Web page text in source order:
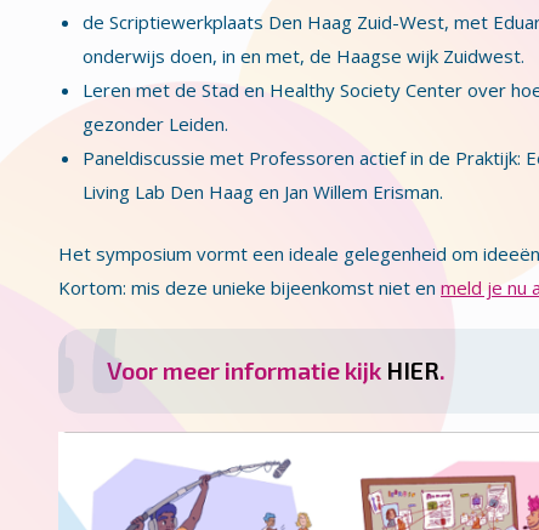
de Scriptiewerkplaats Den Haag Zuid-West, met
onderwijs doen, in en met, de Haagse wijk Zuidwest.
Leren met de Stad en Healthy Society Center over
gezonder Leiden.
Paneldiscussie met Professoren actief in de Praktijk:
Living Lab Den Haag en Jan Willem Erisman.
Het symposium vormt een ideale gelegenheid om
Kortom: mis deze unieke bijeenkomst niet en meld je nu
Voor meer informatie kijk HIER.